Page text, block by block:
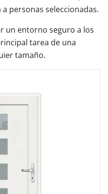
personas seleccionadas.
un entorno seguro a los
tarea de una
tamaño.